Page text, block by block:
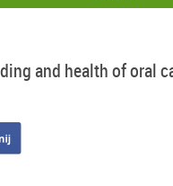
and health of oral